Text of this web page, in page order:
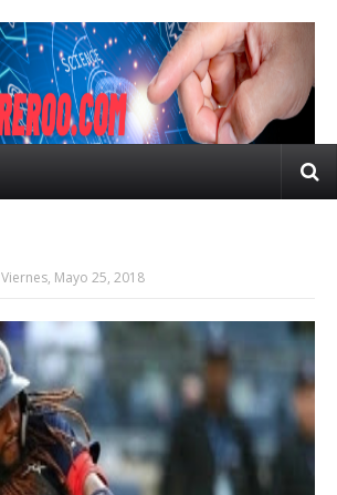
Viernes, Mayo 25, 2018